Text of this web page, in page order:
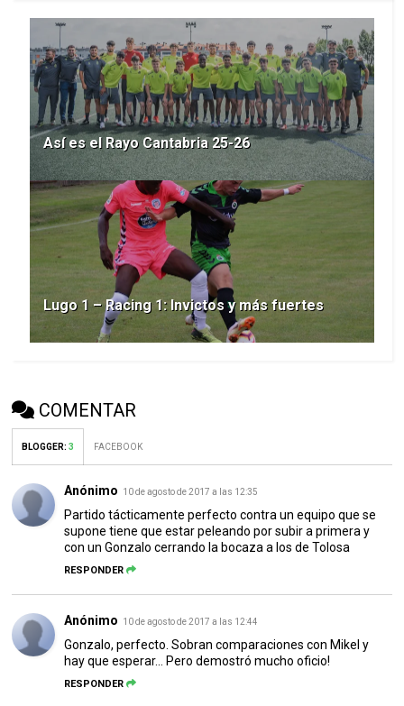
Así es el Rayo Cantabria 25-26
Lugo 1 – Racing 1: Invictos y más fuertes
COMENTAR
BLOGGER:3 FACEBOOK
Anónimo 10 de agosto de 2017 a las 12:35
Partido tácticamente perfecto contra un equipo que se
supone tiene que estar peleando por subir a primera y
con un Gonzalo cerrando la bocaza a los de Tolosa
RESPONDER
Anónimo 10 de agosto de 2017 a las 12:44
Gonzalo, perfecto. Sobran comparaciones con Mikel y
hay que esperar... Pero demostró mucho oficio!
RESPONDER